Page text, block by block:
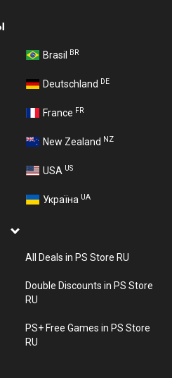
Brasil BR
Deutschland DE
France FR
New Zealand NZ
USA US
Україна UA
All Deals in PS Store RU
Double Discounts in PS Store
RU
PS+ Free Games in PS Store
RU